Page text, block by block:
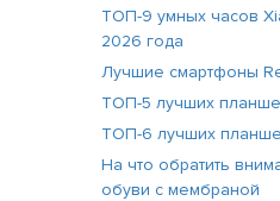
ТОП-9 умных часов
2026 года
Лучшие смартфоны
ТОП-5 лучших
ТОП-6 лучших
На что обратить
обуви с мембраной